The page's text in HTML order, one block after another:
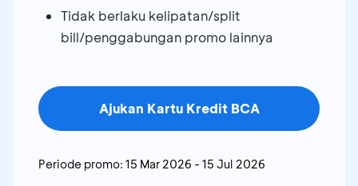
Tidak berlaku kelipatan/split
bill/penggabungan promo lainnya
Ajukan Kartu Kredit BCA
Periode promo: 15 Mar 2026 - 15 Jul 2026